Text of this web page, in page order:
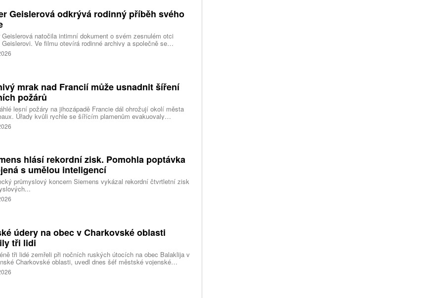
Geislerová odkrývá rodinný příběh svého
Geislerová natočila intimní dokument o svém zesnulém otci
Geislerovi. Ve filmu otevírá rodinné archivy a společně se
Aňou skládá portrét talentovaného muže, který měl v sobě
i temnější stránku.
mrak nad Francií může usnadnit šíření
požárů
lesní požáry na jihozápadě Francie dál ohrožují okolí města
Úřady kvůli rychle se šířícím plamenům evakuovaly
lidí a nevylučují ani další rozšiřování bezpečnostních
Hasiči zároveň čelí neobvyklému jevu, který podle nich
hlásí rekordní zisk. Pomohla poptávka
s umělou inteligencí
průmyslový koncern Siemens vykázal rekordní čtvrtletní zisk
údery na obec v Charkovské oblasti
tři lidi
tři lidé zemřeli při nočních ruských útocích na obec Balaklija v
Charkovské oblasti, uvedl dnes šéf městské vojenské
Vitalij Karabanov. Ukrajinské letectvo ráno oznámilo, že Rusko
útočilo na Ukrajinu čtyřmi střelami a 101 bezpilotními letouny,